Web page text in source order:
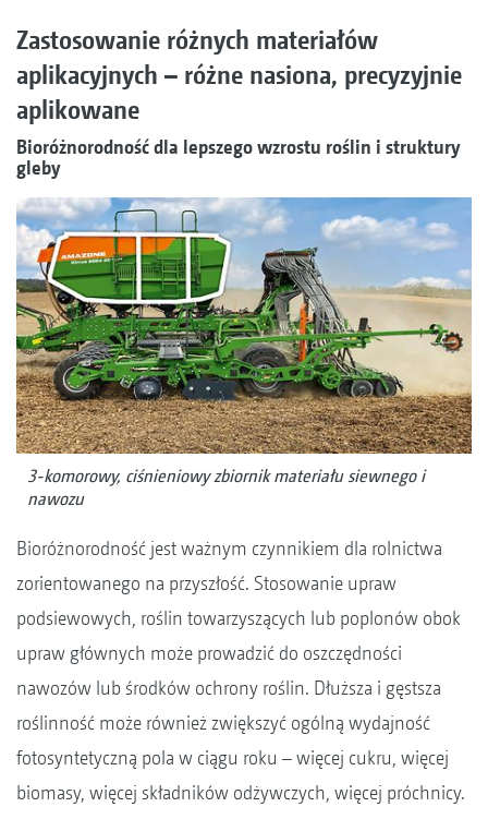
Zastosowanie różnych materiałów
aplikacyjnych – różne nasiona, precyzyjnie
aplikowane
Bioróżnorodność dla lepszego wzrostu roślin i struktury
gleby
3-komorowy, ciśnieniowy zbiornik materiału siewnego i
nawozu
Bioróżnorodność jest ważnym czynnikiem dla rolnictwa
zorientowanego na przyszłość. Stosowanie upraw
podsiewowych, roślin towarzyszących lub poplonów obok
upraw głównych może prowadzić do oszczędności
nawozów lub środków ochrony roślin. Dłuższa i gęstsza
roślinność może również zwiększyć ogólną wydajność
fotosyntetyczną pola w ciągu roku – więcej cukru, więcej
biomasy, więcej składników odżywczych, więcej próchnicy.